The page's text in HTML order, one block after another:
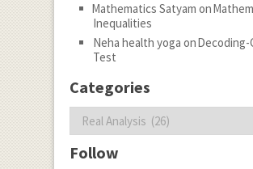
Mathematics Satyam on
Inequalities
Neha health yoga onDecoding-
Test
Categories
Categories
Follow